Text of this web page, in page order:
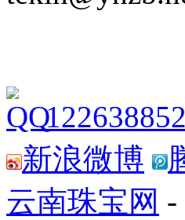
122638852
新浪微博
云南珠宝网 -